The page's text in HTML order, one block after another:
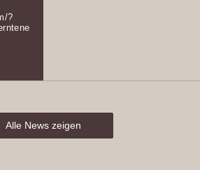
?
Alle News zeigen